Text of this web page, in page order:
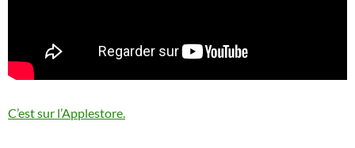
C’est sur l’Applestore.